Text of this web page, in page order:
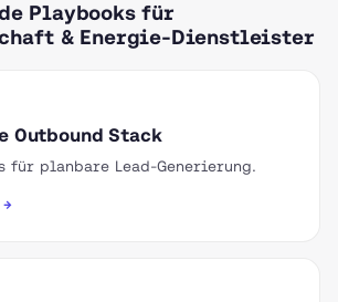
Playbooks für
& Energie-Dienstleister
Outbound Stack
für planbare Lead-Generierung.